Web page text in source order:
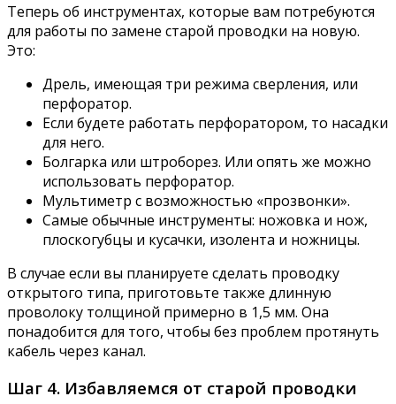
Теперь об инструментах, которые вам потребуются
для работы по замене старой проводки на новую.
Это:
Дрель, имеющая три режима сверления, или
перфоратор.
Если будете работать перфоратором, то насадки
для него.
Болгарка или штроборез. Или опять же можно
использовать перфоратор.
Мультиметр с возможностью «прозвонки».
Самые обычные инструменты: ножовка и нож,
плоскогубцы и кусачки, изолента и ножницы.
В случае если вы планируете сделать проводку
открытого типа, приготовьте также длинную
проволоку толщиной примерно в 1,5 мм. Она
понадобится для того, чтобы без проблем протянуть
кабель через канал.
Шаг 4. Избавляемся от старой проводки